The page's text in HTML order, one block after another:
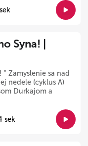
Syna! |
" Zamyslenie sa nad
nedele (cyklus A)
Durkajom a
sek